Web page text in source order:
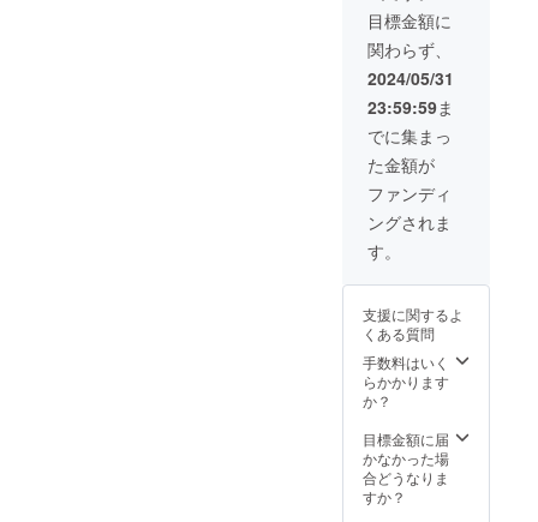
ト。
バッジ
のサイ
ズ:直径
38mm
※消費
税・送
料込み
の金額
です。
団体向けと考え
ておりますが、
世間一般の公序
良俗に反しない
れば、個人でも
掲載可能です。
（例：代表チー
ム、チーム、
フットサル応援
メッセージ等）
目標金額に
関わらず、
2024/05/31
23:59:59ま
でに集まっ
た金額が
ファンディ
ングされま
す。
支援に関するよ
くある質問
手数料はいく
らかかります
か？
目標金額に届
かなかった場
合どうなりま
すか？